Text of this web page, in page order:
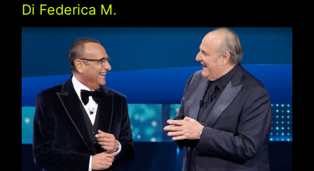
Di Federica M.